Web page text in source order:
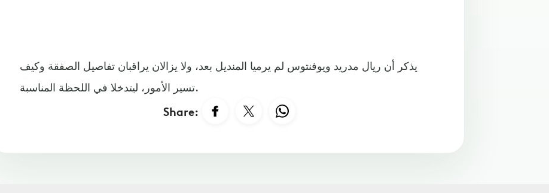
يذكر أن ريال مدريد ويوفنتوس لم يرميا المنديل بعد، ولا يزالان يراقبان تفاصيل الصفقة وكيف
تسير الأمور، ليتدخلا في اللحظة المناسبة.
Share: